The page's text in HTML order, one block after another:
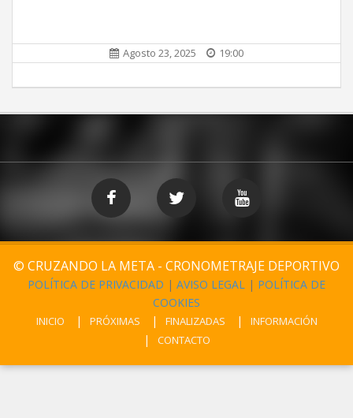
Agosto 23, 2025 19:00
© CRUZANDO LA META - CRONOMETRAJE DEPORTIVO
POLÍTICA DE PRIVACIDAD | AVISO LEGAL | POLÍTICA DE
COOKIES
INICIO PRÓXIMAS FINALIZADAS
INFORMACIÓN
CONTACTO